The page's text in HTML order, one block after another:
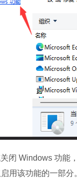
Windows 功能
用该功能的一部